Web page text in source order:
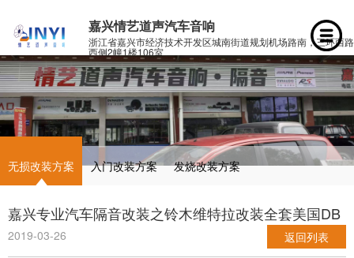
嘉兴情艺道声汽车音响
浙江省嘉兴市经济技术开发区城南街道规划机场路南，三环西路
西侧2幢1楼106室
无损改装方案 入门改装方案 发烧改装方案
嘉兴专业汽车隔音改装之铃木维特拉改装全套美国DB
2019-03-26 返回列表